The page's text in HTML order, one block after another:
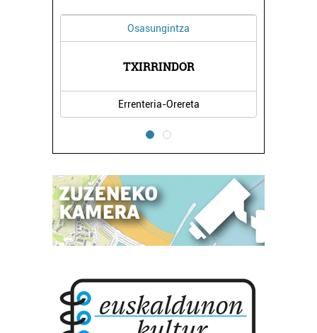
Osasungintza
TXIRRINDOR
Errenteria-Orereta